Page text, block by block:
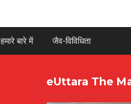
हमारे बारे में जैव-विविधिता
eUttara The